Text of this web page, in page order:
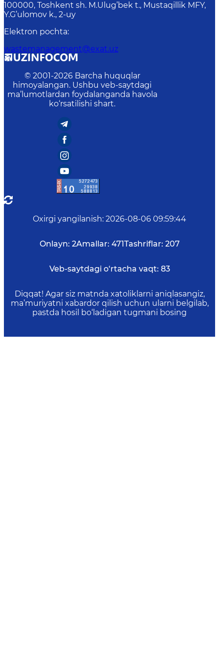
100000, Toshkent sh. M.Ulug’bek t., Mustaqillik MFY,
Y.G’ulomov k., 2-uy
Elektron pochta:
wastemanagement@exat.uz
© 2001-2026 Barcha huquqlar
himoyalangan. Ushbu veb-saytdagi
ma’lumotlardan foydalanganda havola
ko‘rsatilishi shart.
Oxirgi yangilanish: 2026-08-06 09:59:44
Onlayn: 2Amallar: 471Tashriflar: 207
Veb-saytdagi o‘rtacha vaqt: 83
Diqqat! Agar siz matnda xatoliklarni aniqlasangiz,
ma’muriyatni xabardor qilish uchun ularni belgilab,
pastda hosil bo‘ladigan tugmani bosing